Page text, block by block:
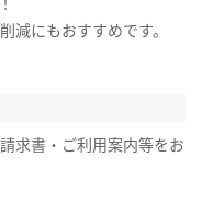
減にもおすすめです。
求書・ご利用案内等をお